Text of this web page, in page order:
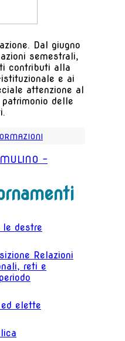
Dal giugno
semestrali,
contributi alla
e ai
attenzione al
delle
-
destre
Relazioni
reti e
elette